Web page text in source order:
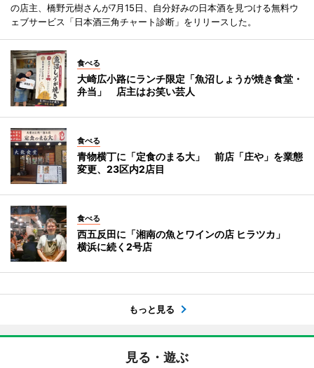
の店主、橋野元樹さんが7月15日、自分好みの日本酒を見つける無料ウ
ェブサービス「日本酒三角チャート診断」をリリースした。
食べる
大崎広小路にランチ限定「魚沼しょうが焼き食堂・
弁当」 店主はお笑い芸人
食べる
青物横丁に「定食のまる大」 前店「庄や」を業態
変更、23区内2店目
食べる
西五反田に「湘南の魚とワインの店 ヒラツカ」
横浜に続く2号店
もっと見る
見る・遊ぶ